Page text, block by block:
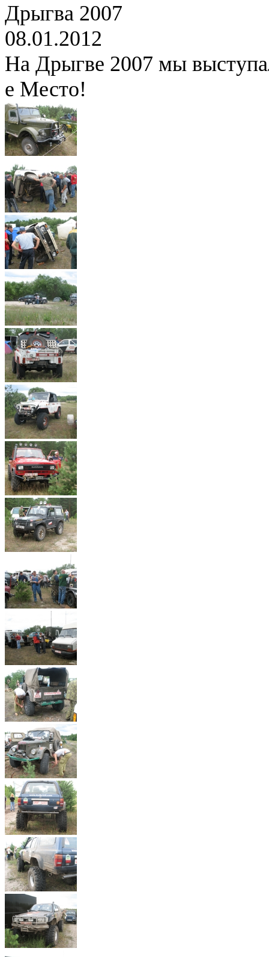
Дрыгва 2007
08.01.2012
На Дрыгве 2007 мы
е Место!